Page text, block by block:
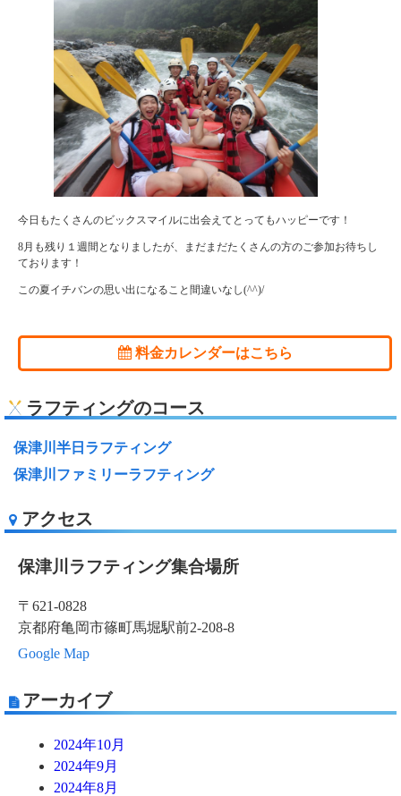
今日もたくさんのビックスマイルに出会えてとってもハッピーです！
8月も残り１週間となりましたが、まだまだたくさんの方のご参加お待ちし
ております！
この夏イチバンの思い出になること間違いなし(^^)/
料金カレンダーはこちら
ラフティングのコース
保津川半日ラフティング
保津川ファミリーラフティング
アクセス
保津川ラフティング集合場所
〒621-0828
京都府亀岡市篠町馬堀駅前2-208-8
Google Map
アーカイブ
2024年10月
2024年9月
2024年8月